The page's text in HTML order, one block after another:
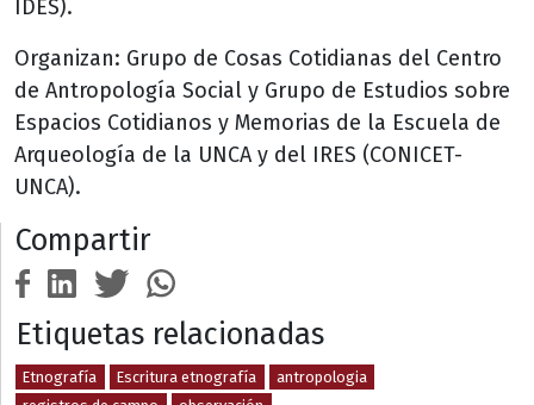
IDES).
Organizan: Grupo de Cosas Cotidianas del Centro
de Antropología Social y Grupo de Estudios sobre
Espacios Cotidianos y Memorias de la Escuela de
Arqueología de la UNCA y del IRES (CONICET-
UNCA).
Compartir
Etiquetas relacionadas
Etnografía Escritura etnografía
antropologia